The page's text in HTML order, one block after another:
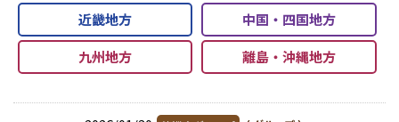
近畿地方
中国・四国地方
九州地方
離島・沖縄地方